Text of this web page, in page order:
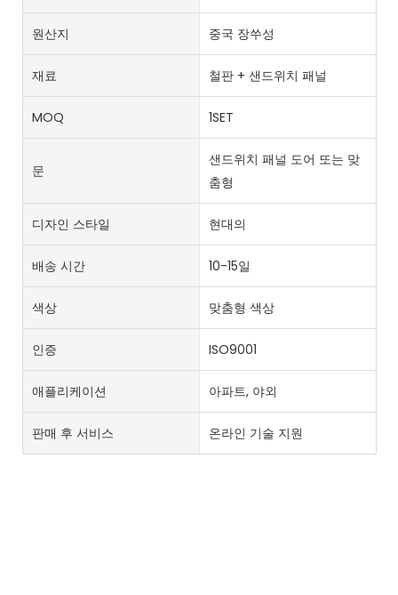
원산지 중국 장쑤성
재료 철판 + 샌드위치 패널
MOQ 1SET
문
샌드위치 패널 도어 또는 맞
춤형
디자인 스타일 현대의
배송 시간 10-15일
색상 맞춤형 색상
인증 ISO9001
애플리케이션 아파트, 야외
판매 후 서비스 온라인 기술 지원